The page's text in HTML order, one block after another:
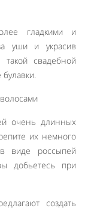
гладкими и
уши и украсив
свадебной
очень длинных
их немного
виде россыпей
добьетесь при
создать